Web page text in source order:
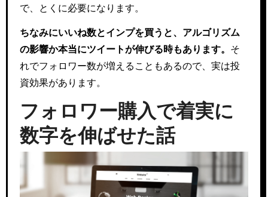
で、とくに必要になります。
ちなみにいいね数とインプを買うと、アルゴリズム
の影響か本当にツイートが伸びる時もあります。 そ
れでフォロワー数が増えることもあるので、実は投
資効果があります。
フォロワー購入で着実に
数字を伸ばせた話